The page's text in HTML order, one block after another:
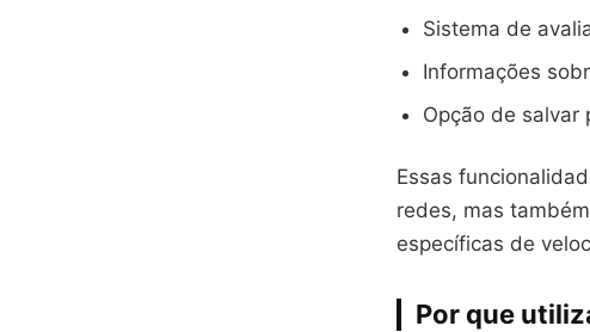
Sistema de
Informações
Opção de salvar
Essas
redes, mas
específicas de
Por que